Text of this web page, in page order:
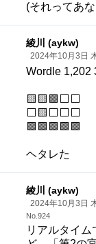
(それってあ
綾川 (aykw)
2024年10月3日
Wordle 1,202
🟨🟨🟩⬜⬜
⬜🟨⬜⬜⬜
🟩🟩🟩🟩🟩
ヘタレた
綾川 (aykw)
2024年10月3日
No.924
リアルタイ